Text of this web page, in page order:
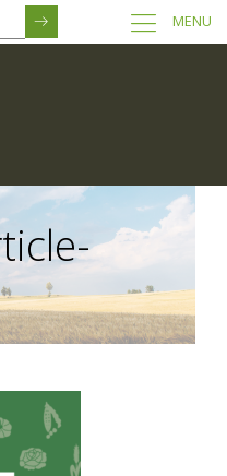
MENU